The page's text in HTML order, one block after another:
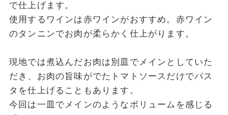
で仕上げます。
使用するワインは赤ワインがおすすめ。赤ワイン
のタンニンでお肉が柔らかく仕上がります。
現地では煮込んだお肉は別皿でメインとしていた
だき、お肉の旨味がでたトマトソースだけでパス
タを仕上げることもあります。
今回は一皿でメインのようなボリュームを感じる